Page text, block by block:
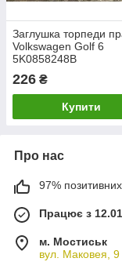
Заглушка торпеди
Volkswagen Golf 6
5K0858248B
226 ₴
Купити
Про нас
97% позитивних
Працює з
м. Мостиськ
вул. Маковея, 9